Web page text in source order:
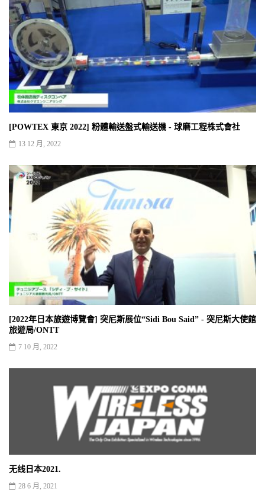
[POWTEX 東京 2022] 粉體輸送盤式輸送機 - 球磨工程株式會社
13 12 月, 2022
[2022年日本旅遊博覽會] 突尼斯展位“Sidi Bou Said” - 突尼斯大使館
旅遊局/ONTT
7 10 月, 2022
无线日本2021.
28 6 月, 2021